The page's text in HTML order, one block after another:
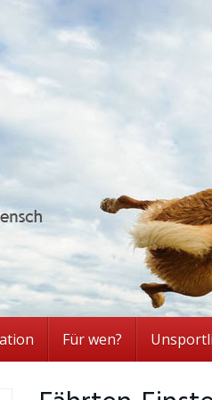
Für wen?